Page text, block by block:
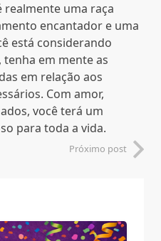
realmente uma raça
encantador e uma
está considerando
em mente as
em relação aos
Com amor,
você terá um
para toda a vida.
Próximo post